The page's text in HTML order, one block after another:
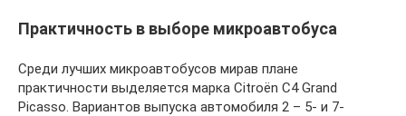
Практичность в выборе микроавтобуса
Среди лучших микроавтобусов мирав плане
практичности выделяется марка Citroën C4 Grand
Picasso. Вариантов выпуска автомобиля 2 – 5- и 7-